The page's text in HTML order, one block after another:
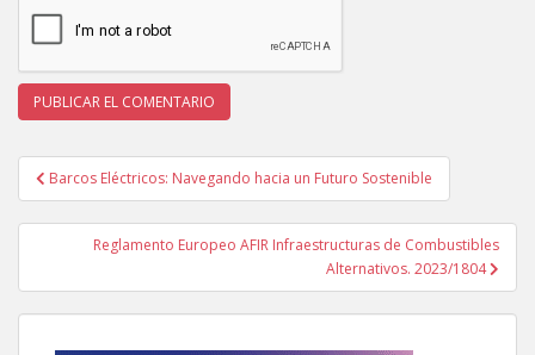
Navegación
de
entradas
Barcos Eléctricos: Navegando hacia un Futuro Sostenible
Reglamento Europeo AFIR Infraestructuras de Combustibles
Alternativos. 2023/1804